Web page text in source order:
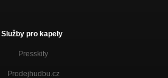
Služby pro kapely
Presskity
Prodejhudbu.cz